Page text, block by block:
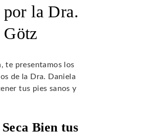
por la Dra.
te presentamos los
de la Dra. Daniela
tus pies sanos y
Bien tus